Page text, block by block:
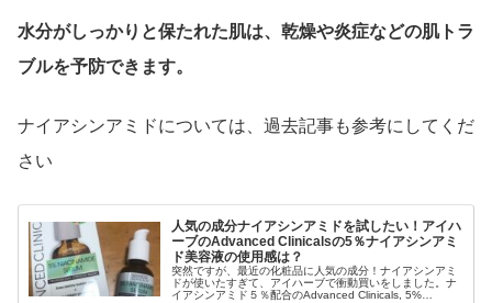
水分がしっかりと保たれた肌は、乾燥や炎症などの肌トラ
ブルを予防できます。
ナイアシンアミドについては、過去記事も参考にしてくだ
さい
人気の成分ナイアシンアミドを試したい！アイハ
ーブのAdvanced Clinicalsの5％ナイアシンアミ
ド美容液の使用感は？
突然ですが、最近の化粧品に人気の成分！ナイアシンアミ
ドが使いたすぎて、アイハーブで衝動買いをしました。ナ
イアシンアミド５％配合のAdvanced Clinicals, 5%